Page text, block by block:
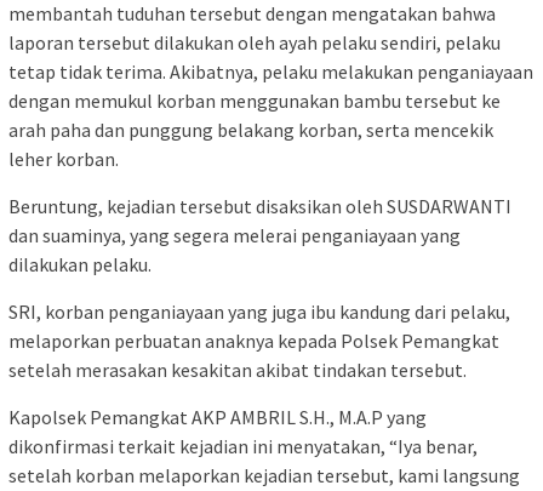
membantah tuduhan tersebut dengan mengatakan bahwa
laporan tersebut dilakukan oleh ayah pelaku sendiri, pelaku
tetap tidak terima. Akibatnya, pelaku melakukan penganiayaan
dengan memukul korban menggunakan bambu tersebut ke
arah paha dan punggung belakang korban, serta mencekik
leher korban.
Beruntung, kejadian tersebut disaksikan oleh SUSDARWANTI
dan suaminya, yang segera melerai penganiayaan yang
dilakukan pelaku.
SRI, korban penganiayaan yang juga ibu kandung dari pelaku,
melaporkan perbuatan anaknya kepada Polsek Pemangkat
setelah merasakan kesakitan akibat tindakan tersebut.
Kapolsek Pemangkat AKP AMBRIL S.H., M.A.P yang
dikonfirmasi terkait kejadian ini menyatakan, “Iya benar,
setelah korban melaporkan kejadian tersebut, kami langsung